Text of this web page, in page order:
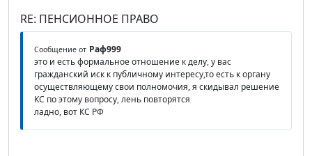
RE: ПЕНСИОННОЕ ПРАВО
Сообщение от Раф999
это и есть формальное отношение к делу, у вас
гражданский иск к публичному интересу,то есть к органу
осуществляющему свои полномочия, я скидывал решение
КС по этому вопросу, лень повторятся
ладно, вот КС РФ